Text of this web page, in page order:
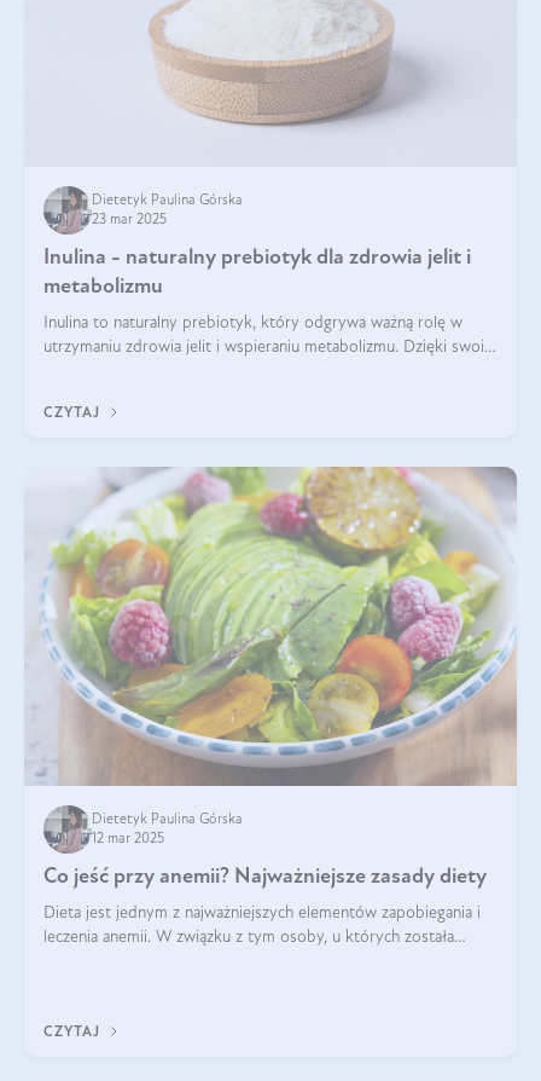
Dietetyk Paulina Górska
23 mar 2025
Inulina - naturalny prebiotyk dla zdrowia jelit i
metabolizmu
Inulina to naturalny prebiotyk, który odgrywa ważną rolę w
utrzymaniu zdrowia jelit i wspieraniu metabolizmu. Dzięki swoim
CZYTAJ
Dietetyk Paulina Górska
12 mar 2025
Co jeść przy anemii? Najważniejsze zasady diety
Dieta jest jednym z najważniejszych elementów zapobiegania i
leczenia anemii. W związku z tym osoby, u których została
CZYTAJ